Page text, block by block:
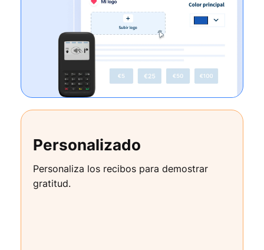
Personalizado
Personaliza los recibos para demostrar
gratitud.